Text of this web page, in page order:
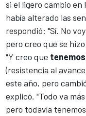
si el ligero cambio
había alterado las
respondió: "Sí. No
pero creo que se
"Y creo que
(resistencia al
este año, pero
explicó. "Todo va
pero todavía